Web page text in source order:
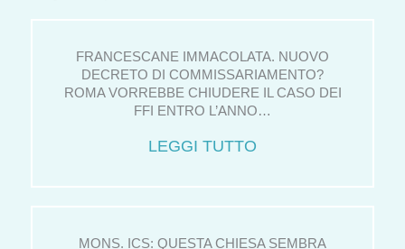
FRANCESCANE IMMACOLATA. NUOVO
DECRETO DI COMMISSARIAMENTO?
ROMA VORREBBE CHIUDERE IL CASO DEI
FFI ENTRO L’ANNO…
LEGGI TUTTO
MONS. ICS: QUESTA CHIESA SEMBRA